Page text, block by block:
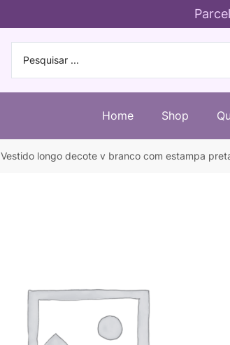
Home Shop
Vestido longo decote v branco com estampa